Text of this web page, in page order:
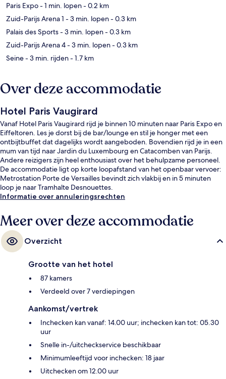
Paris Expo- 1 min. lopen- 0.2 km
Zuid-Parijs Arena 1 - 3 min. lopen- 0.3 km
Palais des Sports- 3 min. lopen- 0.3 km
Zuid-Parijs Arena 4- 3 min. lopen- 0.3 km
Seine- 3 min. rijden- 1.7 km
Over deze accommodatie
Hotel Paris Vaugirard
Vanaf Hotel Paris Vaugirard rijd je binnen 10 minuten naar Paris Expo en
Eiffeltoren. Les je dorst bij de bar/lounge en stil je honger met een
ontbijtbuffet dat dagelijks wordt aangeboden. Bovendien rijd je in een
mum van tijd naar Jardin du Luxembourg en Catacomben van Parijs.
Andere reizigers zijn heel enthousiast over het behulpzame personeel.
De accommodatie ligt op korte loopafstand van het openbaar vervoer:
Metrostation Porte de Versailles bevindt zich vlakbij en in 5 minuten
loop je naar Tramhalte Desnouettes.
Informatie over annuleringsrechten
Meer over deze accommodatie
Overzicht
Grootte van het hotel
87 kamers
Verdeeld over 7 verdiepingen
Aankomst/vertrek
Inchecken kan vanaf: 14.00 uur; inchecken kan tot: 05.30
uur
Snelle in-/uitcheckservice beschikbaar
Minimumleeftijd voor inchecken: 18 jaar
Uitchecken om 12.00 uur